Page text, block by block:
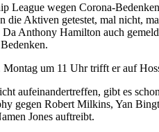
League wegen Corona-
die Aktiven getestet, mal nicht,
Anthony Hamilton auch
um 11 Uhr trifft er auf
aufeinandertreffen, gibt es
gegen Robert Milkins, Yan
Jones auftreibt.